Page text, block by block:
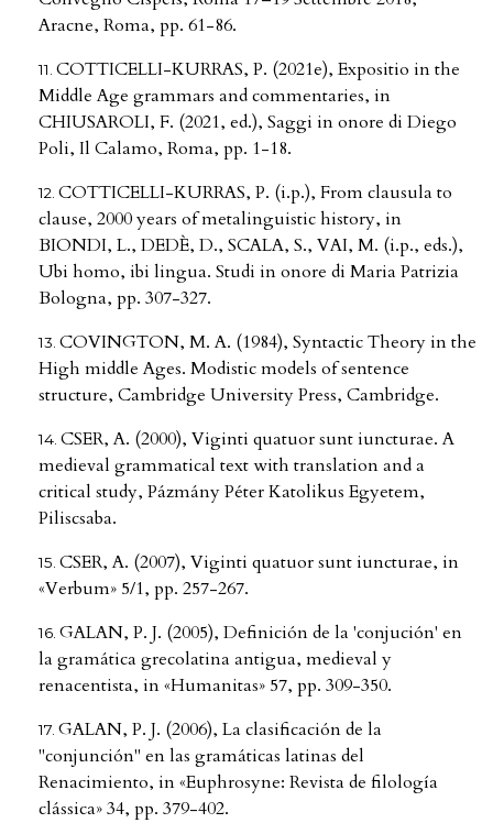
Aracne, Roma, pp. 61-86.
COTTICELLI-KURRAS, P. (2021e), Expositio in the
Middle Age grammars and commentaries, in
CHIUSAROLI, F. (2021, ed.), Saggi in onore di Diego
Poli, Il Calamo, Roma, pp. 1-18.
COTTICELLI-KURRAS, P. (i.p.), From clausula to
clause, 2000 years of metalinguistic history, in
BIONDI, L., DEDÈ, D., SCALA, S., VAI, M. (i.p., eds.),
Ubi homo, ibi lingua. Studi in onore di Maria Patrizia
Bologna, pp. 307-327.
COVINGTON, M. A. (1984), Syntactic Theory in the
High middle Ages. Modistic models of sentence
structure, Cambridge University Press, Cambridge.
CSER, A. (2000), Viginti quatuor sunt iuncturae. A
medieval grammatical text with translation and a
critical study, Pázmány Péter Katolikus Egyetem,
Piliscsaba.
CSER, A. (2007), Viginti quatuor sunt iuncturae, in
«Verbum» 5/1, pp. 257-267.
GALAN, P. J. (2005), Definición de la 'conjución' en
la gramática grecolatina antigua, medieval y
renacentista, in «Humanitas» 57, pp. 309-350.
GALAN, P. J. (2006), La clasificación de la
"conjunción" en las gramáticas latinas del
Renacimiento, in «Euphrosyne: Revista de filología
clássica» 34, pp. 379-402.